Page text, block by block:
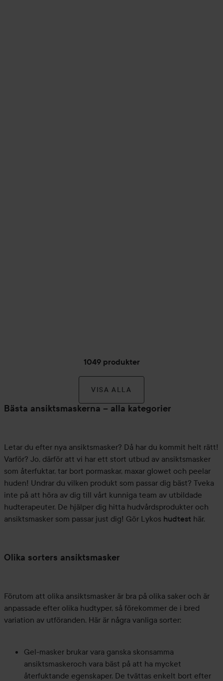
1049 produkter
VISA ALLA
Bästa ansiktsmaskerna – alla kategorier
Letar du efter nya ansiktsmasker? Då har du kommit helt rätt!
Varför? Jo, därför att vi har ett stort utbud av ansiktsmasker
som återfuktar, tar bort pormaskar, maxar glowet och peelar
huden! Undrar du vilken produkt som passar dig bäst? Tveka
inte på att höra av dig till vårt kunniga team av utbildade
hudterapeuter. De hjälper dig hitta hudvårdsprodukter och
ansiktsmasker som passar just dig! Gör Lykos hudtest här.
Olika sorters ansiktsmasker
Förutom att olika ansiktsmasker är bra på olika saker och är
anpassade efter olika hudtyper, så förekommer de i bred
variation av utföranden. Här är några vanliga sorter:
Gel-masker brukar vara ganska skonsamma
ansiktsmaskeroch vara bäst på att ha mycket
återfuktande egenskaper. De tvättas enkelt bort efter